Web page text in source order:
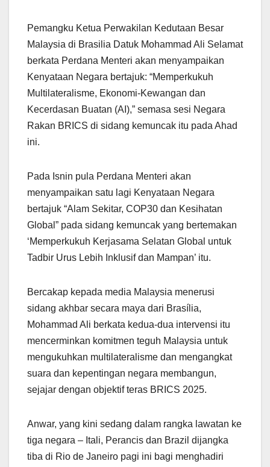
Pemangku Ketua Perwakilan Kedutaan Besar
Malaysia di Brasilia Datuk Mohammad Ali Selamat
berkata Perdana Menteri akan menyampaikan
Kenyataan Negara bertajuk: “Memperkukuh
Multilateralisme, Ekonomi-Kewangan dan
Kecerdasan Buatan (AI),” semasa sesi Negara
Rakan BRICS di sidang kemuncak itu pada Ahad
ini.
Pada Isnin pula Perdana Menteri akan
menyampaikan satu lagi Kenyataan Negara
bertajuk “Alam Sekitar, COP30 dan Kesihatan
Global” pada sidang kemuncak yang bertemakan
‘Memperkukuh Kerjasama Selatan Global untuk
Tadbir Urus Lebih Inklusif dan Mampan’ itu.
Bercakap kepada media Malaysia menerusi
sidang akhbar secara maya dari Brasília,
Mohammad Ali berkata kedua-dua intervensi itu
mencerminkan komitmen teguh Malaysia untuk
mengukuhkan multilateralisme dan mengangkat
suara dan kepentingan negara membangun,
sejajar dengan objektif teras BRICS 2025.
Anwar, yang kini sedang dalam rangka lawatan ke
tiga negara – Itali, Perancis dan Brazil dijangka
tiba di Rio de Janeiro pagi ini bagi menghadiri